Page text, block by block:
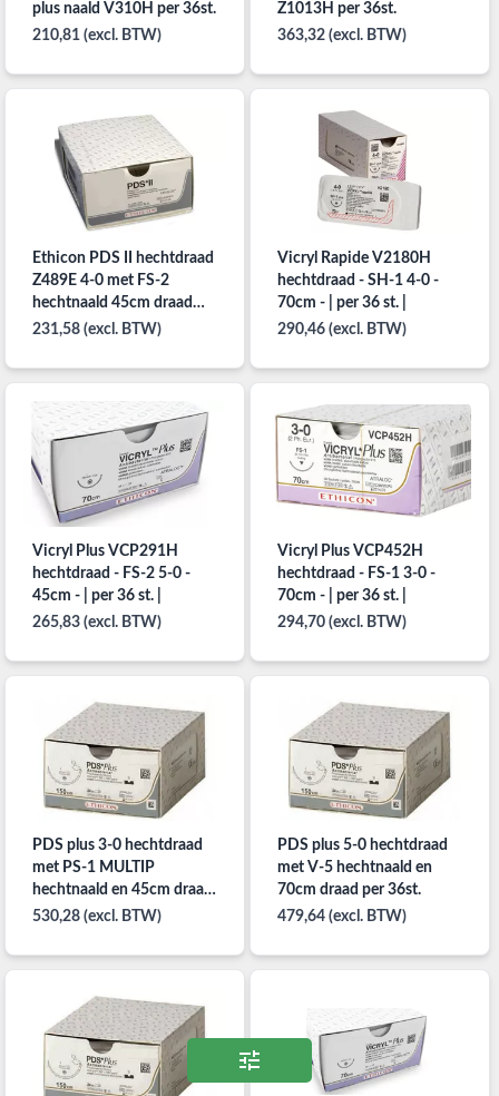
plus naald V310H per 36st.
210,81 (excl. BTW)
Z1013H per 36st.
363,32 (excl. BTW)
Ethicon PDS II hechtdraad
Z489E 4-0 met FS-2
hechtnaald 45cm draad
per 36st.
231,58 (excl. BTW)
Vicryl Rapide V2180H
hechtdraad - SH-1 4-0 -
70cm - | per 36 st. |
290,46 (excl. BTW)
Vicryl Plus VCP291H
hechtdraad - FS-2 5-0 -
45cm - | per 36 st. |
265,83 (excl. BTW)
Vicryl Plus VCP452H
hechtdraad - FS-1 3-0 -
70cm - | per 36 st. |
294,70 (excl. BTW)
PDS plus 3-0 hechtdraad
met PS-1 MULTIP
hechtnaald en 45cm draad
per 36st.
530,28 (excl. BTW)
PDS plus 5-0 hechtdraad
met V-5 hechtnaald en
70cm draad per 36st.
479,64 (excl. BTW)